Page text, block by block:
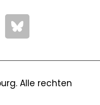
Alle rechten